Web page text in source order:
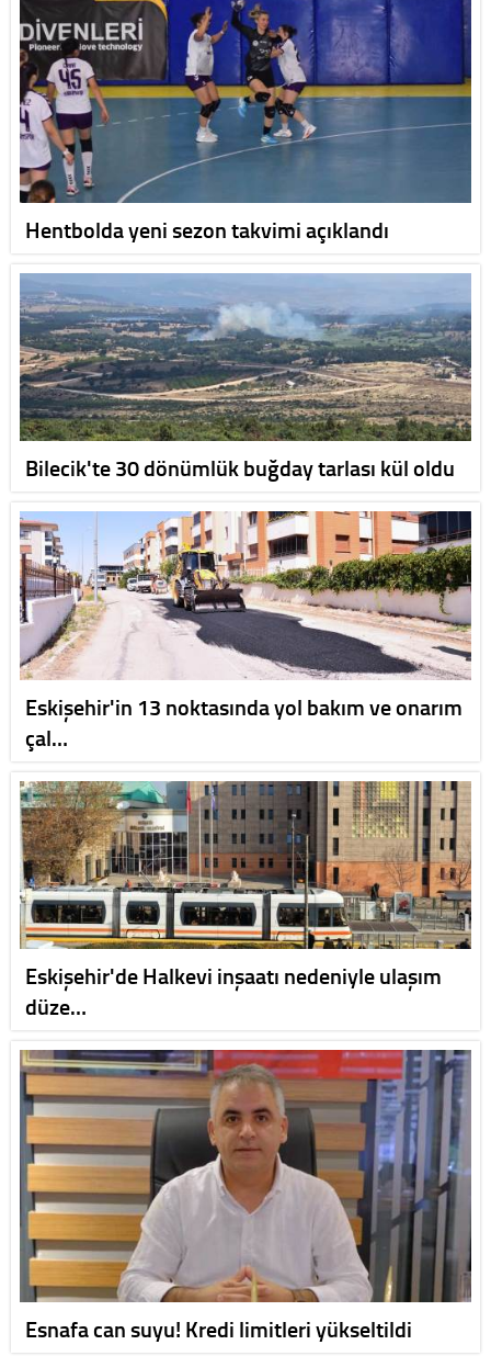
Hentbolda yeni sezon takvimi açıklandı
Bilecik'te 30 dönümlük buğday tarlası kül oldu
Eskişehir'in 13 noktasında yol bakım ve onarım
çal…
Eskişehir'de Halkevi inşaatı nedeniyle ulaşım
düze…
Esnafa can suyu! Kredi limitleri yükseltildi